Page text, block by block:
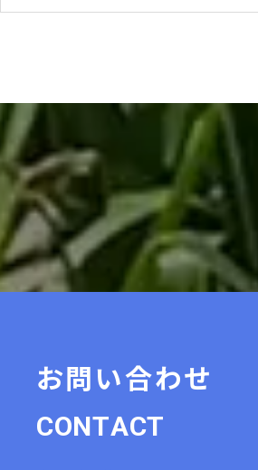
お問い合わせ
CONTACT